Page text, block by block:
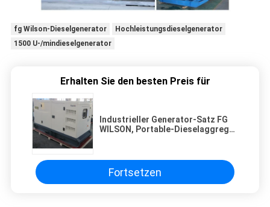
fg Wilson-Dieselgenerator
Hochleistungsdieselgenerator
1500 U-/mindieselgenerator
Erhalten Sie den besten Preis für
Industrieller Generator-Satz FG
WILSON, Portable-Dieselaggregat
Fortsetzen